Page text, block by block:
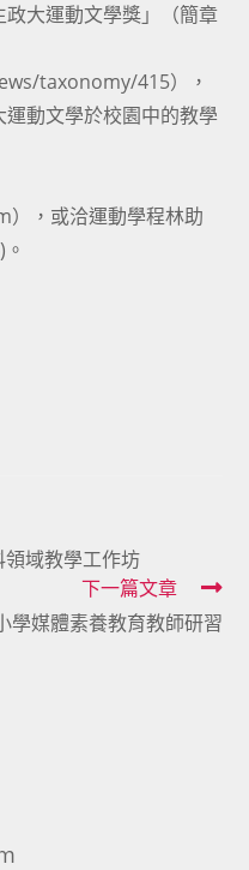
大運動文學獎」（簡章
taxonomy/415），
動文學於校園中的教學
，或洽運動學程林助
領域教學工作坊
下一篇文章
學媒體素養教育教師研習